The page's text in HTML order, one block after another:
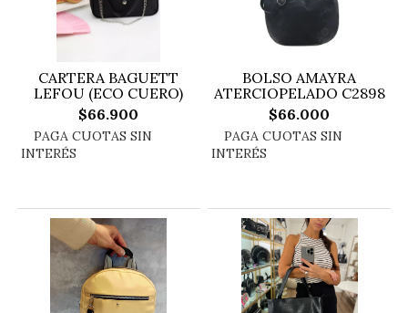
CARTERA BAGUETT
LEFOU (ECO CUERO)
$66.900
BOLSO AMAYRA
ATERCIOPELADO C2898
$66.000